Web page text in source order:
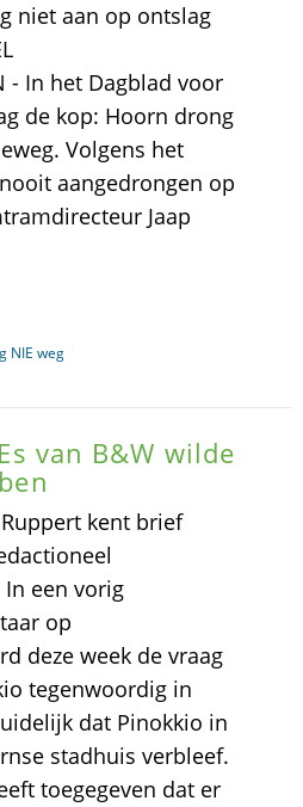
niet aan op ontslag
- In het Dagblad voor
de kop: Hoorn drong
Volgens het
aangedrongen op
Jaap
NIE weg
van B&W wilde
kent brief
een vorig
op
deze week de vraag
tegenwoordig in
dat Pinokkio in
stadhuis verbleef.
toegegeven dat er